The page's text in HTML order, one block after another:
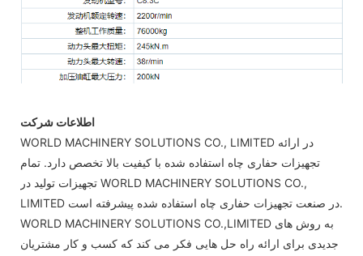
اطلاعات شرکت
WORLD MACHINERY SOLUTIONS CO., LIMITED در ارائه
تجهیزات حفاری چاه استفاده شده با کیفیت بالا تخصص دارد. تمام
تجهیزات تولید در WORLD MACHINERY SOLUTIONS CO.,
LIMITED در صنعت تجهیزات حفاری چاه استفاده شده پیشرفته است.
WORLD MACHINERY SOLUTIONS CO.,LIMITED به روش های
جدیدی برای ارائه راه حل هایی فکر می کند که کسب و کار مشتریان